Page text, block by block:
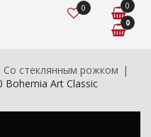
0
0
0
Со стеклянным рожком
Bohemia Art Classic